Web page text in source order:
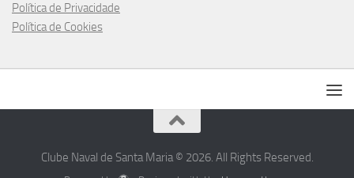
Política de Privacidade
Política de Cookies
Clube Naval de Santa Maria © 2026. All Rights Reserved.